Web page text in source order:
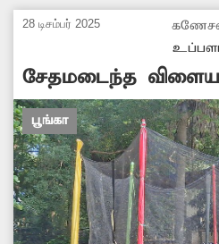
28 டிசம்பர் 2025
சேதமடைந்த
பூங்கா